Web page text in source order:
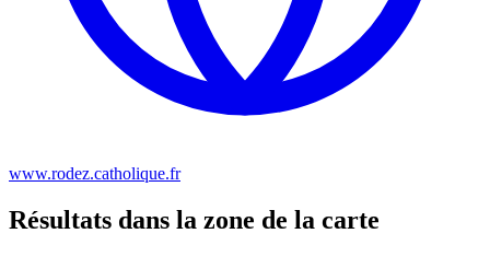
www.rodez.catholique.fr
Résultats dans la zone de la carte